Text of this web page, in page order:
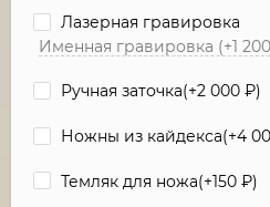
Лазерная гравировка
Именная гравировка (+1
Ручная заточка(+2 000 ₽)
Ножны из кайдекса(+4
Темляк для ножа(+150 ₽)